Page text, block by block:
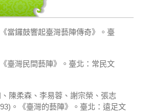
當鑼鼓響起臺灣藝陣傳奇》。臺
臺灣民間藝陣》。臺北：常民文
陳柔森、李易蓉、謝宗榮、張志
。《臺灣的藝陣》。臺北：遠足文